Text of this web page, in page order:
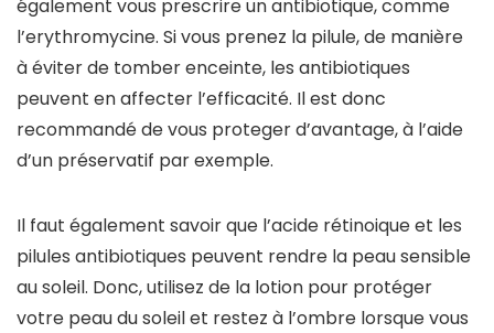
également vous prescrire un antibiotique, comme
l’erythromycine. Si vous prenez la pilule, de manière
à éviter de tomber enceinte, les antibiotiques
peuvent en affecter l’efficacité. Il est donc
recommandé de vous proteger d’avantage, à l’aide
d’un préservatif par exemple.
Il faut également savoir que l’acide rétinoique et les
pilules antibiotiques peuvent rendre la peau sensible
au soleil. Donc, utilisez de la lotion pour protéger
votre peau du soleil et restez à l’ombre lorsque vous